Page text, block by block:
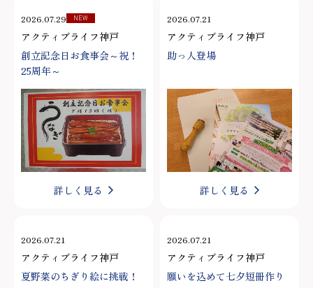
2026.07.29 NEW
アクティブライフ神戸
創立記念日お食事会～祝！
25周年～
詳しく見る
2026.07.21
アクティブライフ神戸
助っ人登場
詳しく見る
2026.07.21
アクティブライフ神戸
夏野菜のちぎり絵に挑戦！
2026.07.21
アクティブライフ神戸
願いを込めて七夕短冊作り